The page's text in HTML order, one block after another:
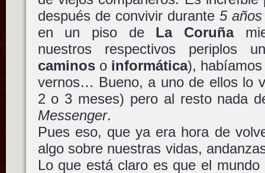
después de convivir durante 5 años
en un piso de La Coruña
nuestros respectivos periplos
caminoso informática),
vernos… Bueno, a uno de ellos lo
2 o 3 meses) pero al resto nada
Messenger.
Pues eso, que ya era hora de
algo sobre nuestras vidas,
Lo que está claro es que el